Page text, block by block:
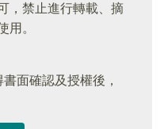
，禁止進行轉載、摘
用。
書面確認及授權後，